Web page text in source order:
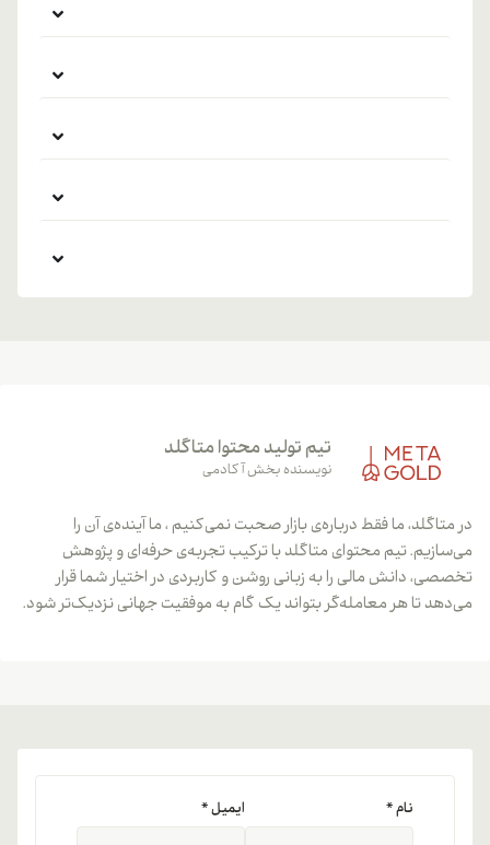
تیم تولید محتوا متاگلد
نویسنده بخش آکادمی
در متاگلد، ما فقط درباره‌ی بازار صحبت نمی‌کنیم ، ما آینده‌ی آن را
می‌سازیم. تیم محتوای متاگلد با ترکیب تجربه‌ی حرفه‌ای و پژوهش
تخصصی، دانش مالی را به زبانی روشن و کاربردی در اختیار شما قرار
می‌دهد تا هر معامله‌گر بتواند یک گام به موفقیت جهانی نزدیک‌تر شود.
نام* ایمیل*